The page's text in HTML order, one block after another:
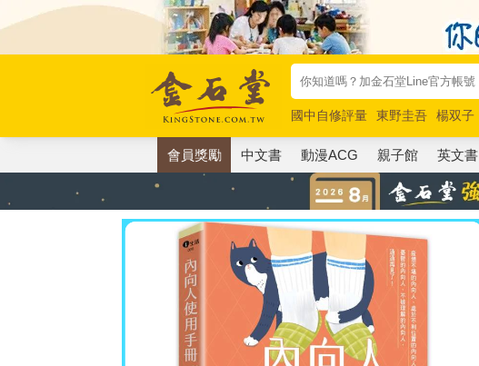
國中自修評量 東野圭吾 楊双子
唯紅花綻放
奧德賽 路邊攤新作
會員獎勵 中文書 動漫ACG 親子館 英文書